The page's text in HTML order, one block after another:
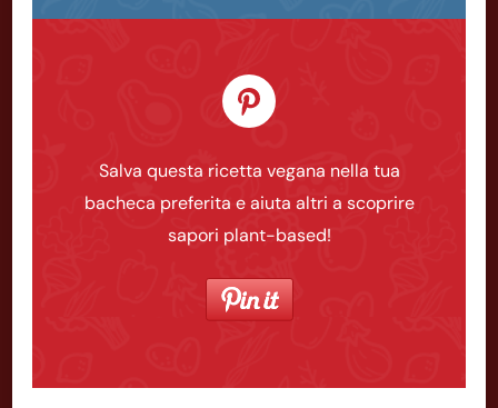
Salva questa ricetta vegana nella tua
bacheca preferita e aiuta altri a scoprire
sapori plant-based!